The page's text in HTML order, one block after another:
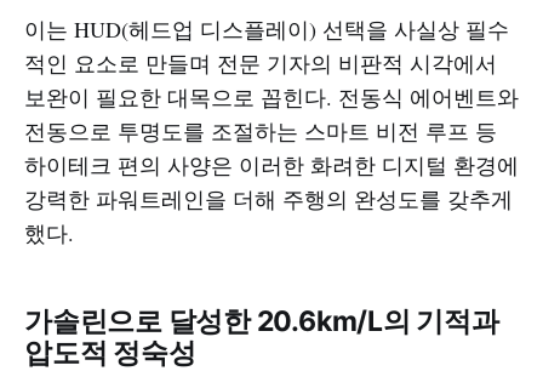
이는 HUD(헤드업 디스플레이) 선택을 사실상 필수
적인 요소로 만들며 전문 기자의 비판적 시각에서
보완이 필요한 대목으로 꼽힌다. 전동식 에어벤트와
전동으로 투명도를 조절하는 스마트 비전 루프 등
하이테크 편의 사양은 이러한 화려한 디지털 환경에
강력한 파워트레인을 더해 주행의 완성도를 갖추게
했다.
가솔린으로 달성한 20.6km/L의 기적과
압도적 정숙성